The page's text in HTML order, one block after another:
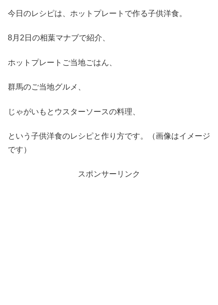
今日のレシピは、ホットプレートで作る子供洋食。
8月2日の相葉マナブで紹介、
ホットプレートご当地ごはん、
群馬のご当地グルメ、
じゃがいもとウスターソースの料理、
という子供洋食のレシピと作り方です。（画像はイメージ
です）
スポンサーリンク